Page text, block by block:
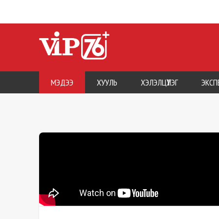
МЭДЭЭ ХУУЛЬ ХЭЛЭЛЦҮҮЛЭГ